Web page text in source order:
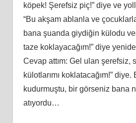
köpek! Şerefsiz piç!” diye ve
“Bu akşam ablanla ve
bana şuanda giydiğin külodu
taze koklayacağım!” diye
Cevap attım: Gel ulan şerefsiz,
külotlarımı koklatacağım!”
kudurmuştu, bir görseniz bana
atıyordu…